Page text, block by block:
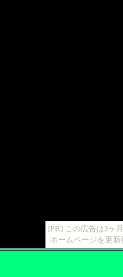
[PR] この広告は3ヶ
ホームページを更